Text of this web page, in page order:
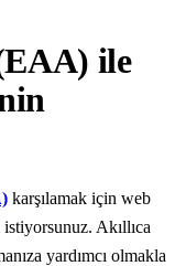
ile
karşılamak için web
Akıllıca
yardımcı olmakla